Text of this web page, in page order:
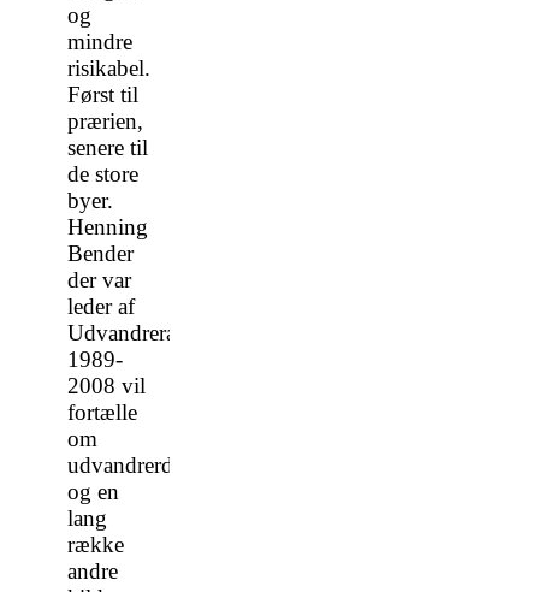
og
mindre
risikabel.
Først til
prærien,
senere til
de store
byer.
Henning
Bender
der var
leder af
Udvandrerarkivet
1989-
2008 vil
fortælle
om
udvandrerdatabaserne
og en
lang
række
andre